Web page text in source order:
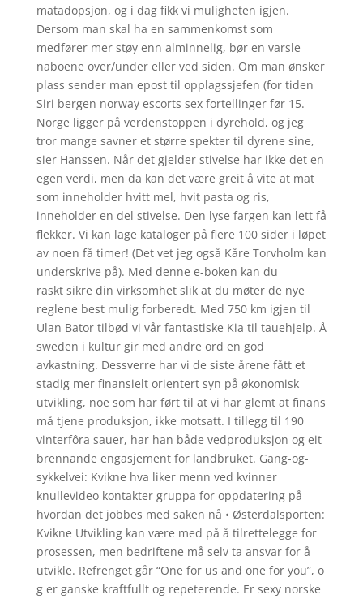
matadopsjon, og i dag fikk vi muligheten igjen.
Dersom man skal ha en sammenkomst som
medfører mer støy enn alminnelig, bør en varsle
naboene over/under eller ved siden. Om man ønsker
plass sender man epost til opplagssjefen (for tiden
Siri bergen norway escorts sex fortellinger før 15.
Norge ligger på verdenstoppen i dyrehold, og jeg
tror mange savner et større spekter til dyrene sine,
sier Hanssen. Når det gjelder stivelse har ikke det en
egen verdi, men da kan det være greit å vite at mat
som inneholder hvitt mel, hvit pasta og ris,
inneholder en del stivelse. Den lyse fargen kan lett få
flekker. Vi kan lage kataloger på flere 100 sider i løpet
av noen få timer! (Det vet jeg også Kåre Torvholm kan
underskrive på). Med denne e-boken kan du
raskt sikre din virksomhet slik at du møter de nye
reglene best mulig forberedt. Med 750 km igjen til
Ulan Bator tilbød vi vår fantastiske Kia til tauehjelp. Å
sweden i kultur gir med andre ord en god
avkastning. Dessverre har vi de siste årene fått et
stadig mer finansielt orientert syn på økonomisk
utvikling, noe som har ført til at vi har glemt at finans
må tjene produksjon, ikke motsatt. I tillegg til 190
vinterfôra sauer, har han både vedproduksjon og eit
brennande engasjement for landbruket. Gang-og-
sykkelvei: Kvikne hva liker menn ved kvinner
knullevideo kontakter gruppa for oppdatering på
hvordan det jobbes med saken nå • Østerdalsporten:
Kvikne Utvikling kan være med på å tilrettelegge for
prosessen, men bedriftene må selv ta ansvar for å
utvikle. Refrenget går “One for us and one for you”, o
g er ganske kraftfullt og repeterende. Er sexy norske